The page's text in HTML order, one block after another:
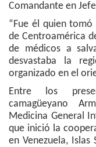
Comandante en
“Fue él quien
de Centroamérica
de médicos a
desvastaba la
organizado en el
Entre los
camagüeyano
Medicina General
que inició la
en Venezuela, Islas